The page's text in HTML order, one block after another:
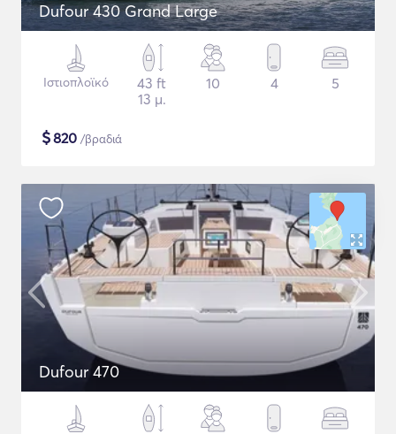
Dufour 430 Grand Large
Ιστιοπλοϊκό
43 ft
13 μ.
10 4 5
$820 /βραδιά
Dufour 470